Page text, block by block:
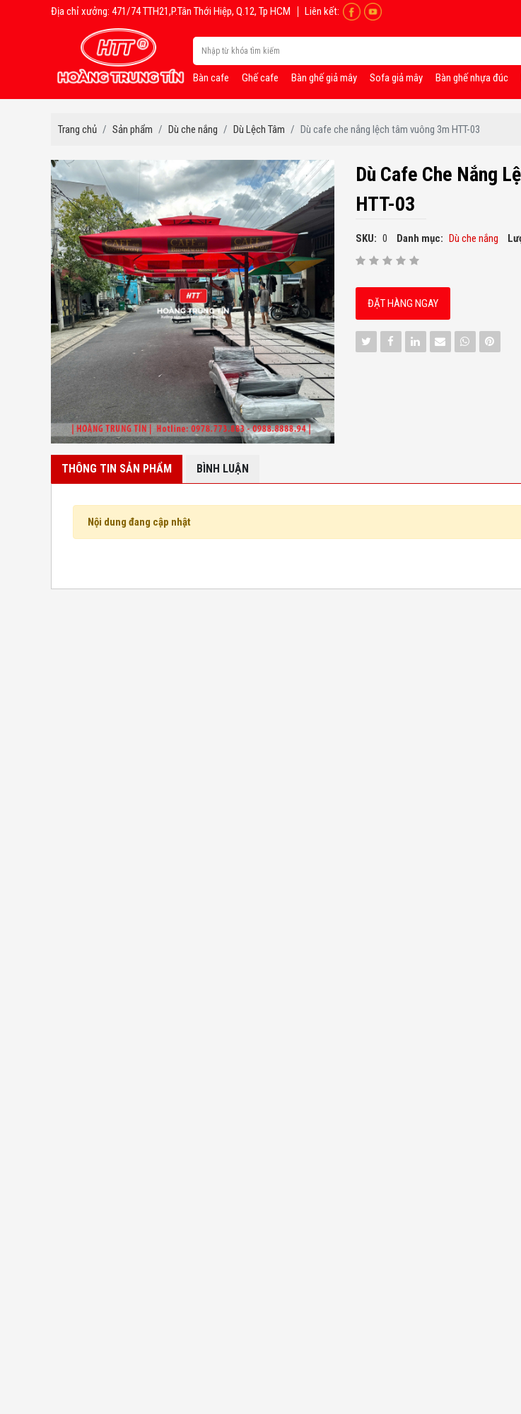
Địa chỉ xưởng: 471/74 TTH21,P.Tân Thới Hiệp, Q.12, Tp HCM Liên kết:
Bàn cafe Ghế cafe Bàn ghế giả mây Sofa giả mây Bàn ghế nhựa đúc
Trang chủ Sản phẩm Dù che nắng Dù Lệch Tâm Dù cafe che nắng lệch tâm vuông 3m HTT-03
Dù Cafe Che Nắng
HTT-03
SKU: 0 Danh mục: Dù che nắng
ĐẶT HÀNG NGAY
THÔNG TIN SẢN PHẨM BÌNH LUẬN
Nội dung đang cập nhật